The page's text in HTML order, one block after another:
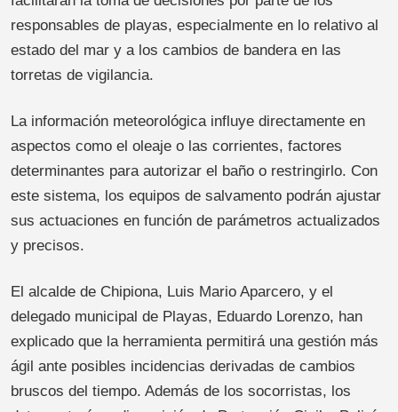
responsables de playas, especialmente en lo relativo al
estado del mar y a los cambios de bandera en las
torretas de vigilancia.
La información meteorológica influye directamente en
aspectos como el oleaje o las corrientes, factores
determinantes para autorizar el baño o restringirlo. Con
este sistema, los equipos de salvamento podrán ajustar
sus actuaciones en función de parámetros actualizados
y precisos.
El alcalde de Chipiona, Luis Mario Aparcero, y el
delegado municipal de Playas, Eduardo Lorenzo, han
explicado que la herramienta permitirá una gestión más
ágil ante posibles incidencias derivadas de cambios
bruscos del tiempo. Además de los socorristas, los